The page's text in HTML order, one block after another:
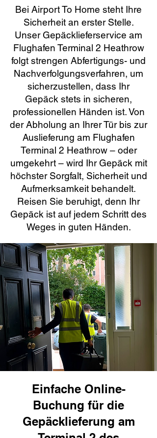
Bei Airport To Home steht Ihre
Sicherheit an erster Stelle.
Unser Gepäcklieferservice am
Flughafen Terminal 2 Heathrow
folgt strengen Abfertigungs- und
Nachverfolgungsverfahren, um
sicherzustellen, dass Ihr
Gepäck stets in sicheren,
professionellen Händen ist. Von
der Abholung an Ihrer Tür bis zur
Auslieferung am Flughafen
Terminal 2 Heathrow – oder
umgekehrt – wird Ihr Gepäck mit
höchster Sorgfalt, Sicherheit und
Aufmerksamkeit behandelt.
Reisen Sie beruhigt, denn Ihr
Gepäck ist auf jedem Schritt des
Weges in guten Händen.
Einfache Online-
Buchung für die
Gepäcklieferung am